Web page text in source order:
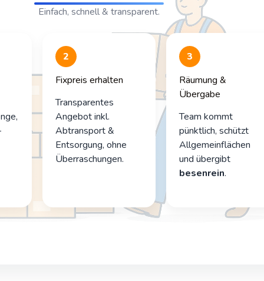
Einfach, schnell & transparent.
2
Fixpreis erhalten
Transparentes
Angebot inkl.
Abtransport &
Entsorgung, ohne
Überraschungen.
3
Räumung &
Übergabe
Team kommt
pünktlich, schützt
Allgemeinflächen
und übergibt
besenrein.